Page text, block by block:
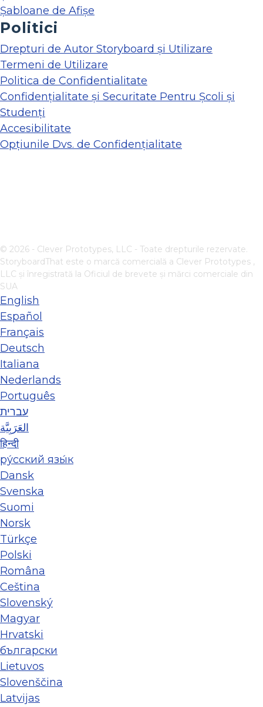
Șabloane de Afișe
Politici
Drepturi de Autor Storyboard și Utilizare
Termeni de Utilizare
Politica de Confidentialitate
Confidențialitate și Securitate Pentru Școli și
Studenți
Accesibilitate
Opțiunile Dvs. de Confidențialitate
© 2026 - Clever Prototypes, LLC - Toate drepturile rezervate.
StoryboardThat este o marcă comercială a Clever Prototypes ,
LLC și înregistrată la Oficiul de brevete și mărci comerciale din
SUA
English
Español
Français
Deutsch
Italiana
Nederlands
Português
עברית
العَرَبِيَّة
हिन्दी
ру́сский язы́к
Dansk
Svenska
Suomi
Norsk
Türkçe
Polski
Româna
Ceština
Slovenský
Magyar
Hrvatski
български
Lietuvos
Slovenščina
Latvijas